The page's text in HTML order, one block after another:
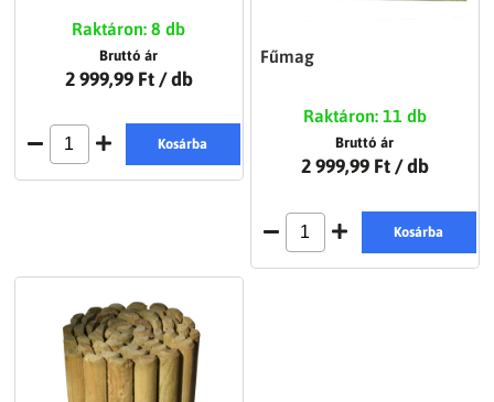
Raktáron: 8 db
Bruttó ár
2 999,99 Ft / db
Kosárba
Fűmag
Raktáron: 11 db
Bruttó ár
2 999,99 Ft/ db
Kosárba